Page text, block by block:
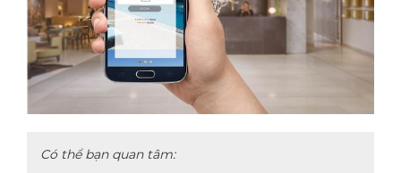
Có thể bạn quan tâm: